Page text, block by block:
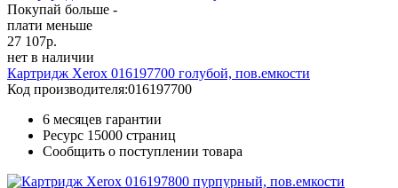
Покупай больше -
плати меньше
27 107р.
нет в наличии
Картридж Xerox 016197700 голубой, пов.емкости
Код производителя:016197700
6 месяцев гарантии
Ресурс 15000 страниц
Сообщить о поступлении товара